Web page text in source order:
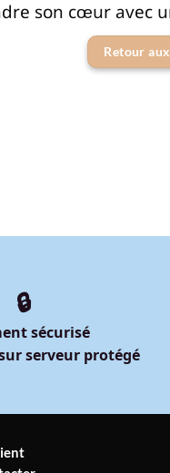
son cœur avec
Retour
🔒
sécurisé
serveur protégé